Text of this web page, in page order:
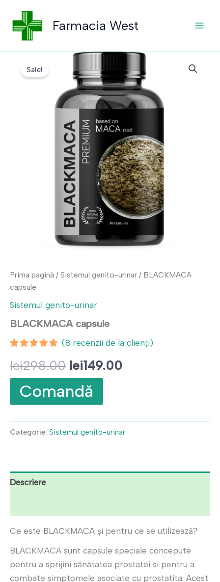
content
Farmacia West
Sale!
Prima pagină / Sistemul genito-urinar / BLACKMACA
capsule
Sistemul genito-urinar
BLACKMACA capsule
4.57din 5
pe baza a
evaluări
de la
clienți
(8 recenzii de la clienți)
lei298.00 Prețul
inițial
a
fost:
lei149.00
lei149.00.
Comandă
Categorie: Sistemul genito-urinar
Descriere
Ce este BLACKMACA și pentru ce se utilizează?
BLACKMACA sunt capsule speciale concepute
pentru a sprijini sănătatea prostatei și pentru a
combate simptomele asociate cu prostatita. Acest